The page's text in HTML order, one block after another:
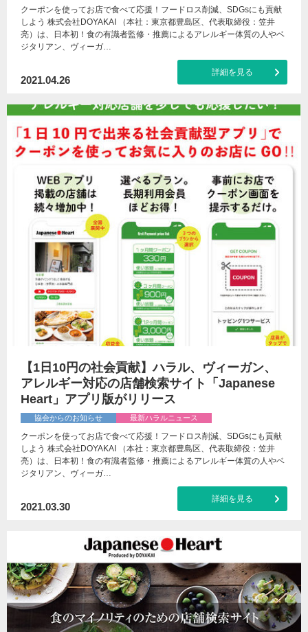
クーポンを使ってお店で食べて応援！フードロス削減、SDGsにも貢献
しよう 株式会社DOYAKAI （本社：東京都豊島区、代表取締役：笠井
亮）は、日本初！食の有識者監修・推薦によるアレルギー体質の人やベ
ジタリアン、ヴィーガ…
2021.04.26
詳細を見る
【1日10円の社会貢献】ハラル、ヴィーガン、
アレルギー対応の店舗検索サイト「Japanese
Heart」アプリ版がリリース
協会からのお知らせ 最新ハラルニュース
クーポンを使ってお店で食べて応援！フードロス削減、SDGsにも貢献
しよう 株式会社DOYAKAI （本社：東京都豊島区、代表取締役：笠井
亮）は、日本初！食の有識者監修・推薦によるアレルギー体質の人やベ
ジタリアン、ヴィーガ…
2021.03.30
詳細を見る